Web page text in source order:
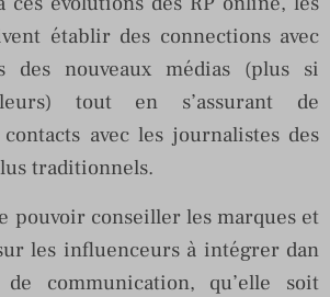
établir des connections avec
des nouveaux médias (plus si
tout en s’assurant de
avec les journalistes des
traditionnels.
pouvoir conseiller les marques et
les influenceurs à intégrer dan
communication, qu’elle soit